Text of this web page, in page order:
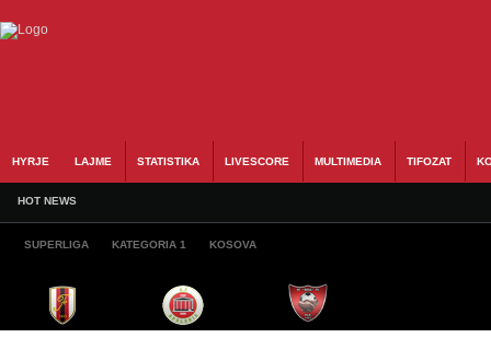
HYRJE LAJME STATISTIKA LIVESCORE MULTIMEDIA TIFOZAT
HOT NEWS
SUPERLIGA KATEGORIA 1 KOSOVA